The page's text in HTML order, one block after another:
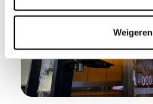
Weigeren